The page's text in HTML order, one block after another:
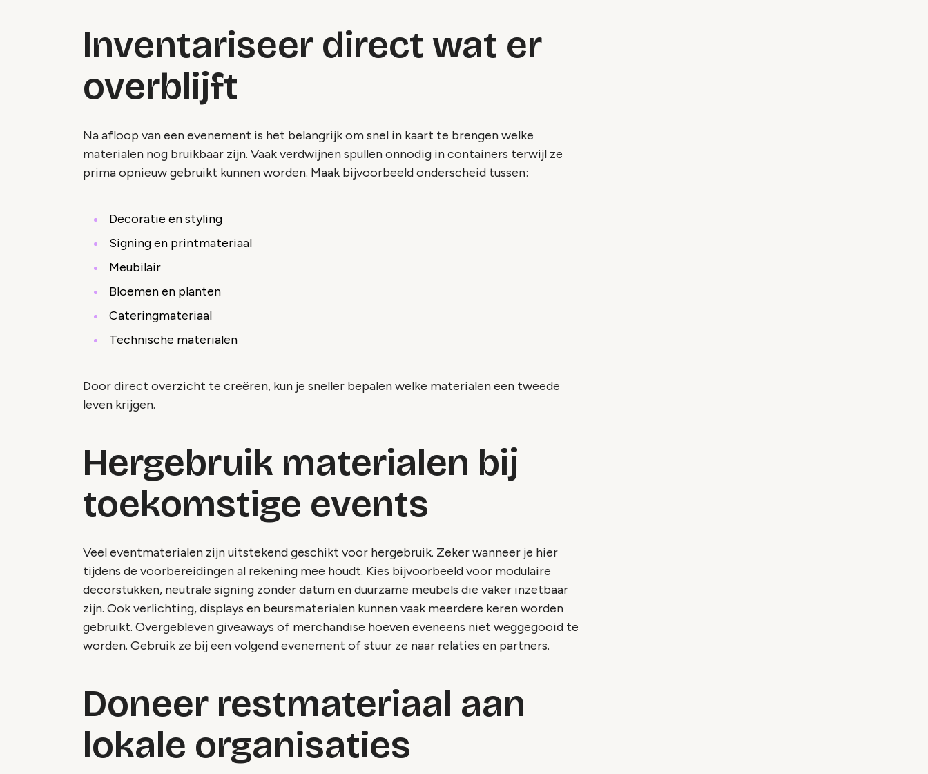
Inventariseer direct wat er
overblijft
Na afloop van een evenement is het belangrijk om snel in kaart te brengen welke
materialen nog bruikbaar zijn. Vaak verdwijnen spullen onnodig in containers terwijl ze
prima opnieuw gebruikt kunnen worden. Maak bijvoorbeeld onderscheid tussen:
Decoratie en styling
Signing en printmateriaal
Meubilair
Bloemen en planten
Cateringmateriaal
Technische materialen
Door direct overzicht te creëren, kun je sneller bepalen welke materialen een tweede
leven krijgen.
Hergebruik materialen bij
toekomstige events
Veel eventmaterialen zijn uitstekend geschikt voor hergebruik. Zeker wanneer je hier
tijdens de voorbereidingen al rekening mee houdt. Kies bijvoorbeeld voor modulaire
decorstukken, neutrale signing zonder datum en duurzame meubels die vaker inzetbaar
zijn. Ook verlichting, displays en beursmaterialen kunnen vaak meerdere keren worden
gebruikt. Overgebleven giveaways of merchandise hoeven eveneens niet weggegooid te
worden. Gebruik ze bij een volgend evenement of stuur ze naar relaties en partners.
Doneer restmateriaal aan
lokale organisaties